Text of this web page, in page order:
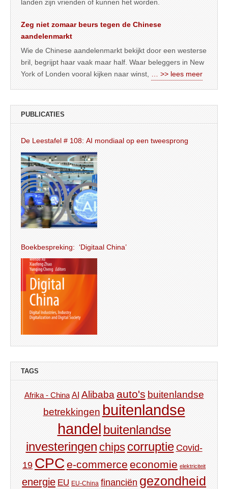
landen zijn vrienden of kunnen het worden.
Zeg niet zomaar beurs tegen de Chinese
aandelenmarkt
Wie de Chinese aandelenmarkt bekijkt door een westerse
bril, begrijpt haar vaak maar half. Waar beleggers in New
York of Londen vooral kijken naar winst,
… >> lees meer
PUBLICATIES
De Leestafel # 108: AI mondiaal op een tweesprong
Boekbespreking: ‘Digitaal China’
TAGS
Afrika - China AI Alibaba auto's buitenlandse
betrekkingen buitenlandse
handel buitenlandse
investeringen chips corruptie Covid-
19 CPC e-commerce economie elektriciteit
energie EU EU-China financiën gezondheid